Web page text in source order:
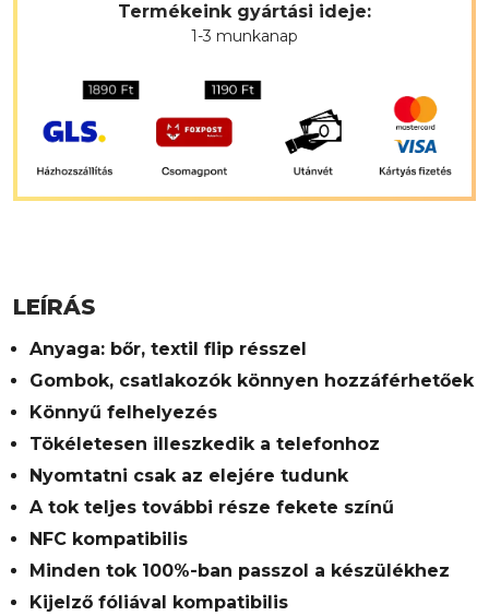
Termékeink gyártási ideje:
1-3 munkanap
LEÍRÁS
Anyaga: bőr, textil flip résszel
Gombok, csatlakozók könnyen hozzáférhetőek
Könnyű felhelyezés
Tökéletesen illeszkedik a telefonhoz
Nyomtatni csak az elejére tudunk
A tok teljes további része fekete színű
NFC kompatibilis
Minden tok 100%-ban passzol a készülékhez
Kijelző fóliával kompatibilis